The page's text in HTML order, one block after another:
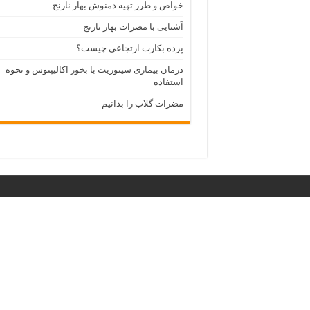
خواص و طرز تهیه دمنوش بهار نارنج
آشنایی با مضرات بهار نارنج
پرده بکارت ارتجاعی چیست؟
درمان بیماری سینوزیت با بخور اکالیپتوس و نحوه
استفاده
مضرات گلاب را بدانیم